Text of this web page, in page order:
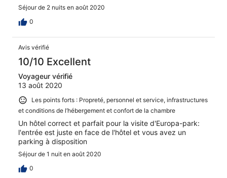
Séjour de 2 nuits en août 2020
0
Avis vérifié
10/10 Excellent
Voyageur vérifié
13 août 2020
Les points forts : Propreté, personnel et service, infrastructures
et conditions de l’hébergement et confort de la chambre
Un hôtel correct et parfait pour la visite d'Europa-park:
l'entrée est juste en face de l'hôtel et vous avez un
parking à disposition
Séjour de 1 nuit en août 2020
0